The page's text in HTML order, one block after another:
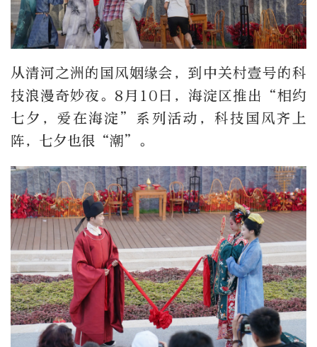
从清河之洲的国风姻缘会，到中关村壹号的科
技浪漫奇妙夜。8月10日，海淀区推出“相约
七夕，爱在海淀”系列活动，科技国风齐上
阵，七夕也很“潮”。